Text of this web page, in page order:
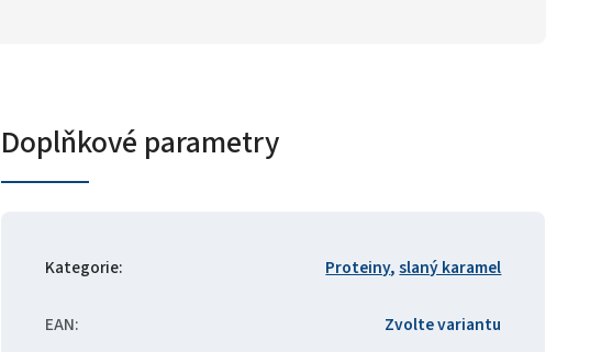
Doplňkové parametry
Kategorie: Proteiny,slaný karamel
EAN: Zvolte variantu